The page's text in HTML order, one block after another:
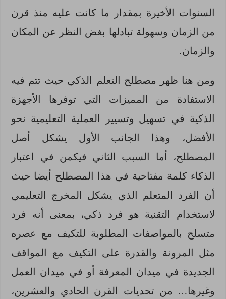
السنوات الأخيرة بمقدار ما كانت عليه منذ قرن
من الزمان وسهولة تبادلها بغض النظر عن المكان
والزمان.
ومن هنا ظهر مصطلح التعلم الذكي حيث تتم فيه
الاستفادة من المميزات التي توفرها الأجهزة
الذكية في تسهيل وتسيير العملية التعليمية نحو
الأفضل، وهذا الجانب الأول يشكل أصل
المصطلح، أما السبب الثاني فيكمن في اعتبار
الذكاء كلمة مفتاحية في هذا المصطلح أيضا حيث
أن الفرد المتعلم الذي يشكل المخرج التعليمي
لاستخدام التقنية هو فرد ذكي، بمعنى أنه فرد
متسلح بالمواصفات المطلوبة للتكيف مع عصره
مثل المرونة والقدرة على التكيف مع المواقف
الجديدة في ميدان المعرفة أو في ميدان العمل
وغيرها… من تحديات القرن الحادي والعشرين،